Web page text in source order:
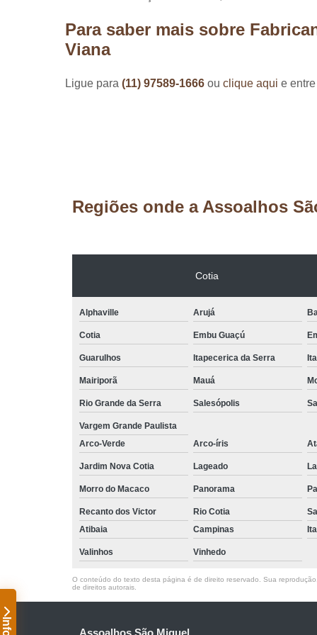
Para saber mais sobre
Viana
Ligue para (11) 97589-1666 ou clique aqui e
Regiões onde a Assoalhos
Cotia
Alphaville Arujá
Cotia Embu Guaçú
Guarulhos Itapecerica da Serra
Mairiporã Mauá
Rio Grande da Serra Salesópolis
Vargem Grande Paulista
Arco-Verde
Arco-íris
Jardim Nova Cotia Lageado
Morro do Macaco Panorama
Recanto dos Victor Rio Cotia
Atibaia
Campinas
Valinhos Vinhedo
O conteúdo do texto desta página é de direito reservado. Sua
de direitos autorais
Assoalhos São Miguel